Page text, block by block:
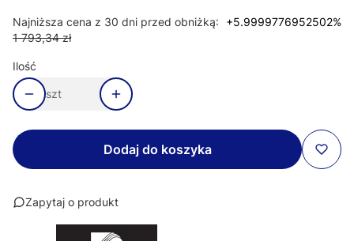
Najniższa cena z 30 dni przed obniżką:
1 793,34 zł
+5.9999776952502%
Ilość
szt
Dodaj do koszyka
Zapytaj o produkt